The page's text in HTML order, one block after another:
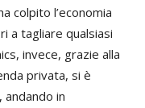
colpito l’economia
a tagliare qualsiasi
invece, grazie alla
privata, si è
in